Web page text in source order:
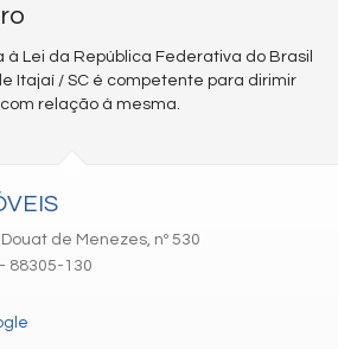
Lei da República Federativa do Brasil
Itajaí / SC é competente para dirimir
relação à mesma.
de Menezes, nº 530
88305-130